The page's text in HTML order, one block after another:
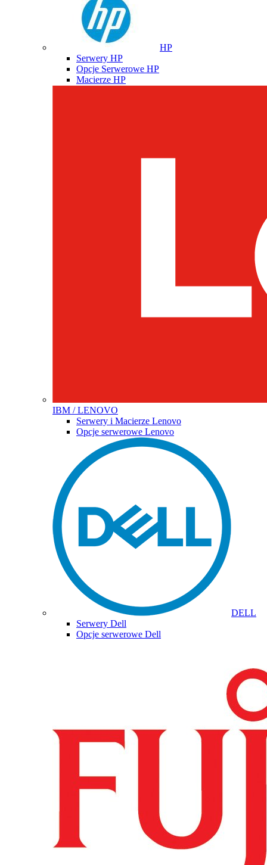
HP
Serwery HP
Opcje Serwerowe HP
Macierze HP
IBM / LENOVO
Serwery i Macierze Lenovo
Opcje serwerowe Lenovo
DELL
Serwery Dell
Opcje serwerowe Dell